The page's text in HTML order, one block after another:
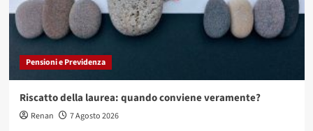
Pensioni e Previdenza
Riscatto della laurea: quando conviene veramente?
Renan 7 Agosto 2026